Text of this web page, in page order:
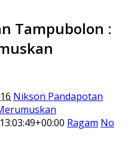
Tampubolon :
Nikson Pandapotan
Ragam No